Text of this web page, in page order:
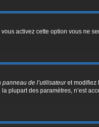
vous activez cette option vous ne
panneau de l’utilisateuret modifiez
plupart des paramètres, n’est